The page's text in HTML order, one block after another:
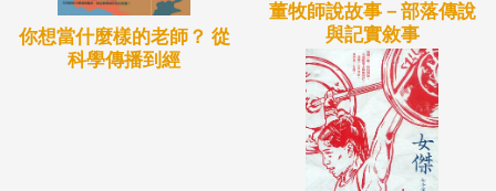
你想當什麼樣的老師？ 從
科學傳播到經
董牧師說故事－部落傳說
與記實敘事